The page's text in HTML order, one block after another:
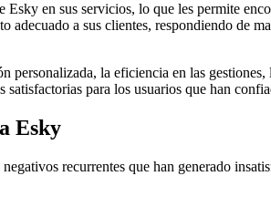
en sus servicios, lo que les permite
adecuado a sus clientes, respondiendo de
la eficiencia en las
para los usuarios que han
Esky
recurrentes que han generado